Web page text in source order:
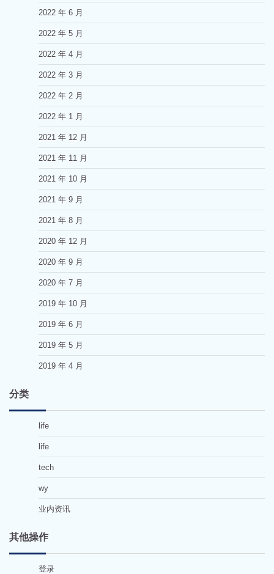
2022 年 6 月
2022 年 5 月
2022 年 4 月
2022 年 3 月
2022 年 2 月
2022 年 1 月
2021 年 12 月
2021 年 11 月
2021 年 10 月
2021 年 9 月
2021 年 8 月
2020 年 12 月
2020 年 9 月
2020 年 7 月
2019 年 10 月
2019 年 6 月
2019 年 5 月
2019 年 4 月
分类
life
life
tech
wy
业内资讯
其他操作
登录